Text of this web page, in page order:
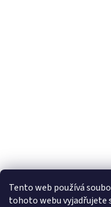
Tento web používá
tohoto webu vyjadřujete